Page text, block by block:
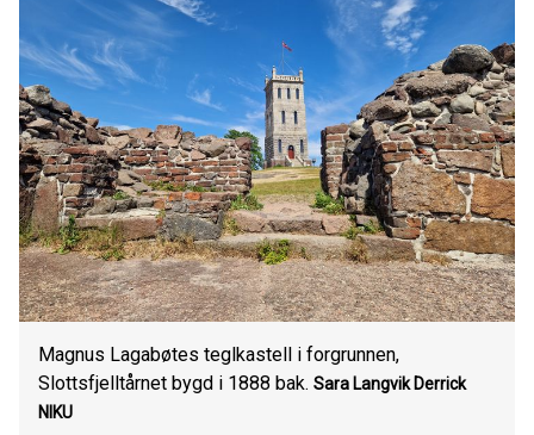
Magnus Lagabøtes teglkastell i forgrunnen,
Slottsfjelltårnet bygd i 1888 bak. Sara Langvik Derrick
NIKU